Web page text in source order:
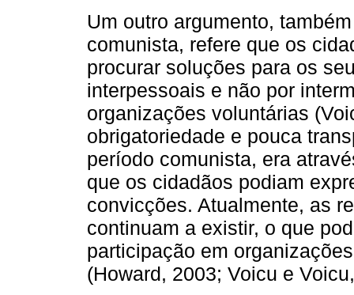
Um outro argumento,
comunista, refere que os
procurar soluções para os
interpessoais e não por
organizações voluntárias
obrigatoriedade e pouca
período comunista, era
que os cidadãos podiam
convicções. Atualmente, as
continuam a existir, o que
participação em
(Howard, 2003; Voicu e